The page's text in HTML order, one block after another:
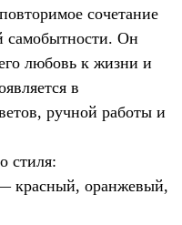
сочетание
самобытности. Он
любовь к жизни и
в
ручной работы и
стиля:
красный, оранжевый,